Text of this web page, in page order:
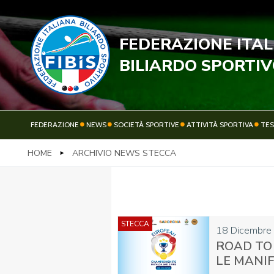
FEDERAZIONE
FEDERAZIONE
BILIARDO
FEDERAZIONE NEWS SOCIETÀ SPORTIVE ATTIVITÀ SPORTIVA
HOME ARCHIVIO NEWS STECCA
18
STECCA
ROAD
LE